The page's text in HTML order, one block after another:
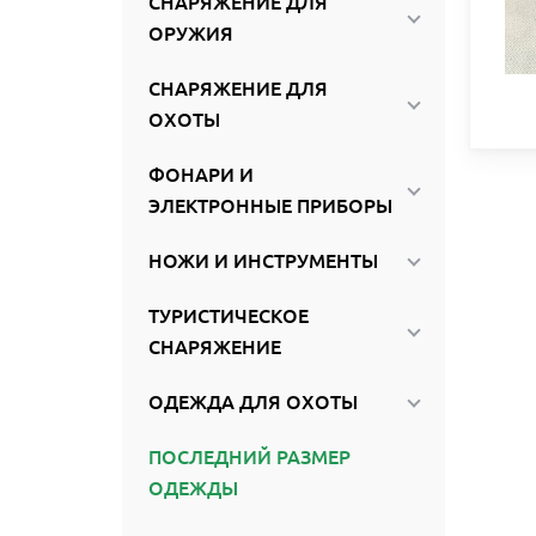
ОРУЖИЯ
СНАРЯЖЕНИЕ ДЛЯ
ОХОТЫ
ФОНАРИ И
ЭЛЕКТРОННЫЕ ПРИБОРЫ
НОЖИ И ИНСТРУМЕНТЫ
ТУРИСТИЧЕСКОЕ
СНАРЯЖЕНИЕ
ОДЕЖДА ДЛЯ ОХОТЫ
ПОСЛЕДНИЙ РАЗМЕР
ОДЕЖДЫ